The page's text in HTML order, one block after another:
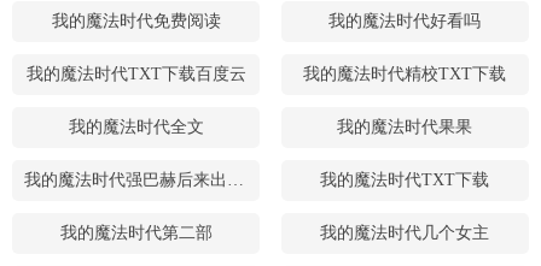
我的魔法时代免费阅读 我的魔法时代好看吗
我的魔法时代TXT下载百度云 我的魔法时代精校TXT下载
我的魔法时代全文 我的魔法时代果果
我的魔法时代强巴赫后来出现了吗 我的魔法时代TXT下载
我的魔法时代第二部 我的魔法时代几个女主